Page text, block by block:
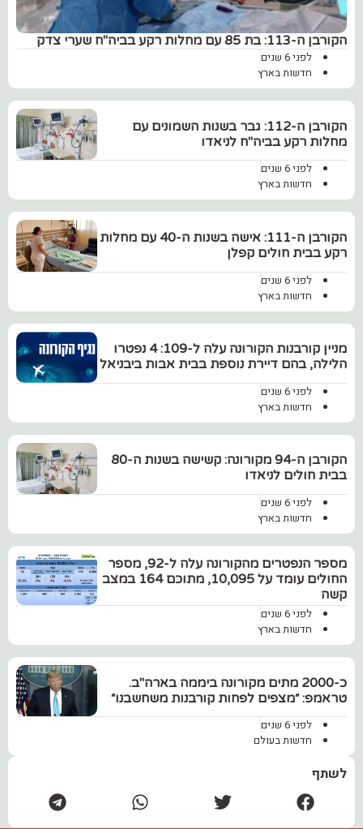
הקורבן ה-113: בת 85 עם מחלות רקע בביה"ח שערי צדק
לפני 6 שנים
חדשות בארץ
הקורבן ה-112: גבר בשנות השמונים עם
מחלות רקע בביה"ח לניאדו
לפני 6 שנים
חדשות בארץ
הקורבן ה-111: אישה בשנות ה-40 עם מחלות
רקע בבית חולים קפלן
לפני 6 שנים
חדשות בארץ
מניין קורבנות הקורונה עלה ל-109: 4 נפטרו
הלילה, בהם דיירת נוספת בבית אבות ביבניאל
לפני 6 שנים
חדשות בארץ
הקורבן ה-94 מקורונה: קשישה בשנות ה-80
בבית חולים לניאדו
לפני 6 שנים
חדשות בארץ
מספר הנפטרים מהקורונה עלה ל-92, מספר
החולים עומד על 10,095, מתוכם 164 במצב
קשה
לפני 6 שנים
חדשות בארץ
כ-2000 מתים מקורונה ביממה בארה"ב.
טראמפ: ״מצפים לפחות קורבנות משחשבנו״
לפני 6 שנים
חדשות בעולם
לשתף